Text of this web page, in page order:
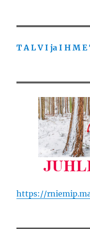
T A L V I ja I H M E
https://